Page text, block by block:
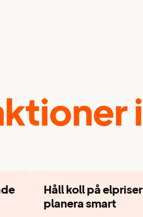
i
Håll koll på
planera smart